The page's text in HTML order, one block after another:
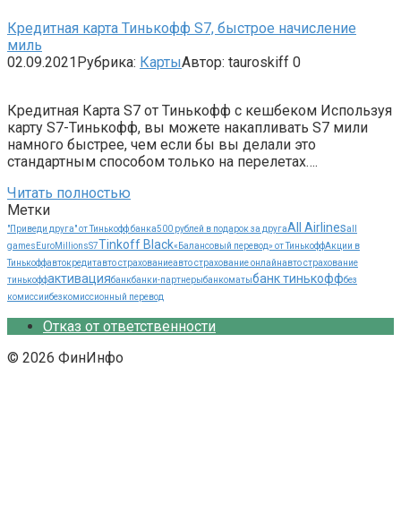
Кредитная карта Тинькофф S7, быстрое начисление
миль
02.09.2021Рубрика: КартыАвтор: tauroskiff 0
Кредитная Карта S7 от Тинькофф с кешбеком Используя
карту S7-Тинькофф, вы можете накапливать S7 мили
намного быстрее, чем если бы вы делали это
стандартным способом только на перелетах….
Читать полностью
Метки
"Приведи друга" от Тинькофф банка500 рублей в подарок за другаAll Airlinesall
games EuroMillionsS7Tinkoff Black«Балансовый перевод» от ТинькоффАкции в
Тинькоффавтокредитавто страхованиеавто страхование онлайнавто страхование
тинькоффактивациябанкбанки-партнерыбанкоматыбанк тинькоффбез
комиссиибезкомиссионный перевод
Отказ от ответственности
© 2026 ФинИнфо